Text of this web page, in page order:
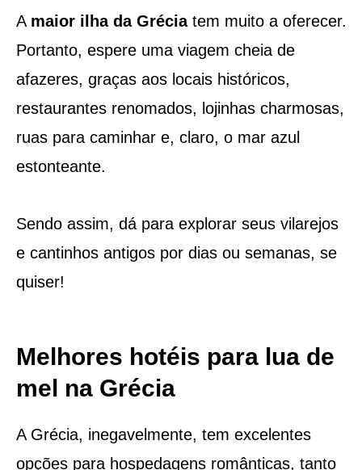
A maior ilha da Gréciatem muito a oferecer.
Portanto, espere uma viagem cheia de
afazeres, graças aos locais históricos,
restaurantes renomados, lojinhas charmosas,
ruas para caminhar e, claro, o mar azul
estonteante.
Sendo assim, dá para explorar seus vilarejos
e cantinhos antigos por dias ou semanas, se
quiser!
Melhores hotéis para lua de
mel na Grécia
A Grécia, inegavelmente, tem excelentes
opções para hospedagens românticas, tanto